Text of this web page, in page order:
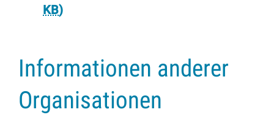
KB)
Informationen anderer
Organisationen